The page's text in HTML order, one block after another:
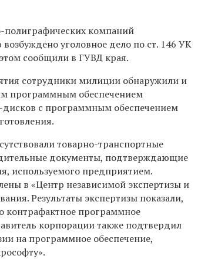
полиграфических компаний
уголовное дело по ст. 146 УК
сообщили в ГУВД края.
сотрудники милиции обнаружили и
программным обеспечением
дисков с программным обеспечением
товарно-транспортные
документы, подтверждающие
используемого предприятием.
в «Центр независимой экспертизы и
Результаты экспертизы показали,
контрафактное программное
корпорации также подтвердил
на программное обеспечение,